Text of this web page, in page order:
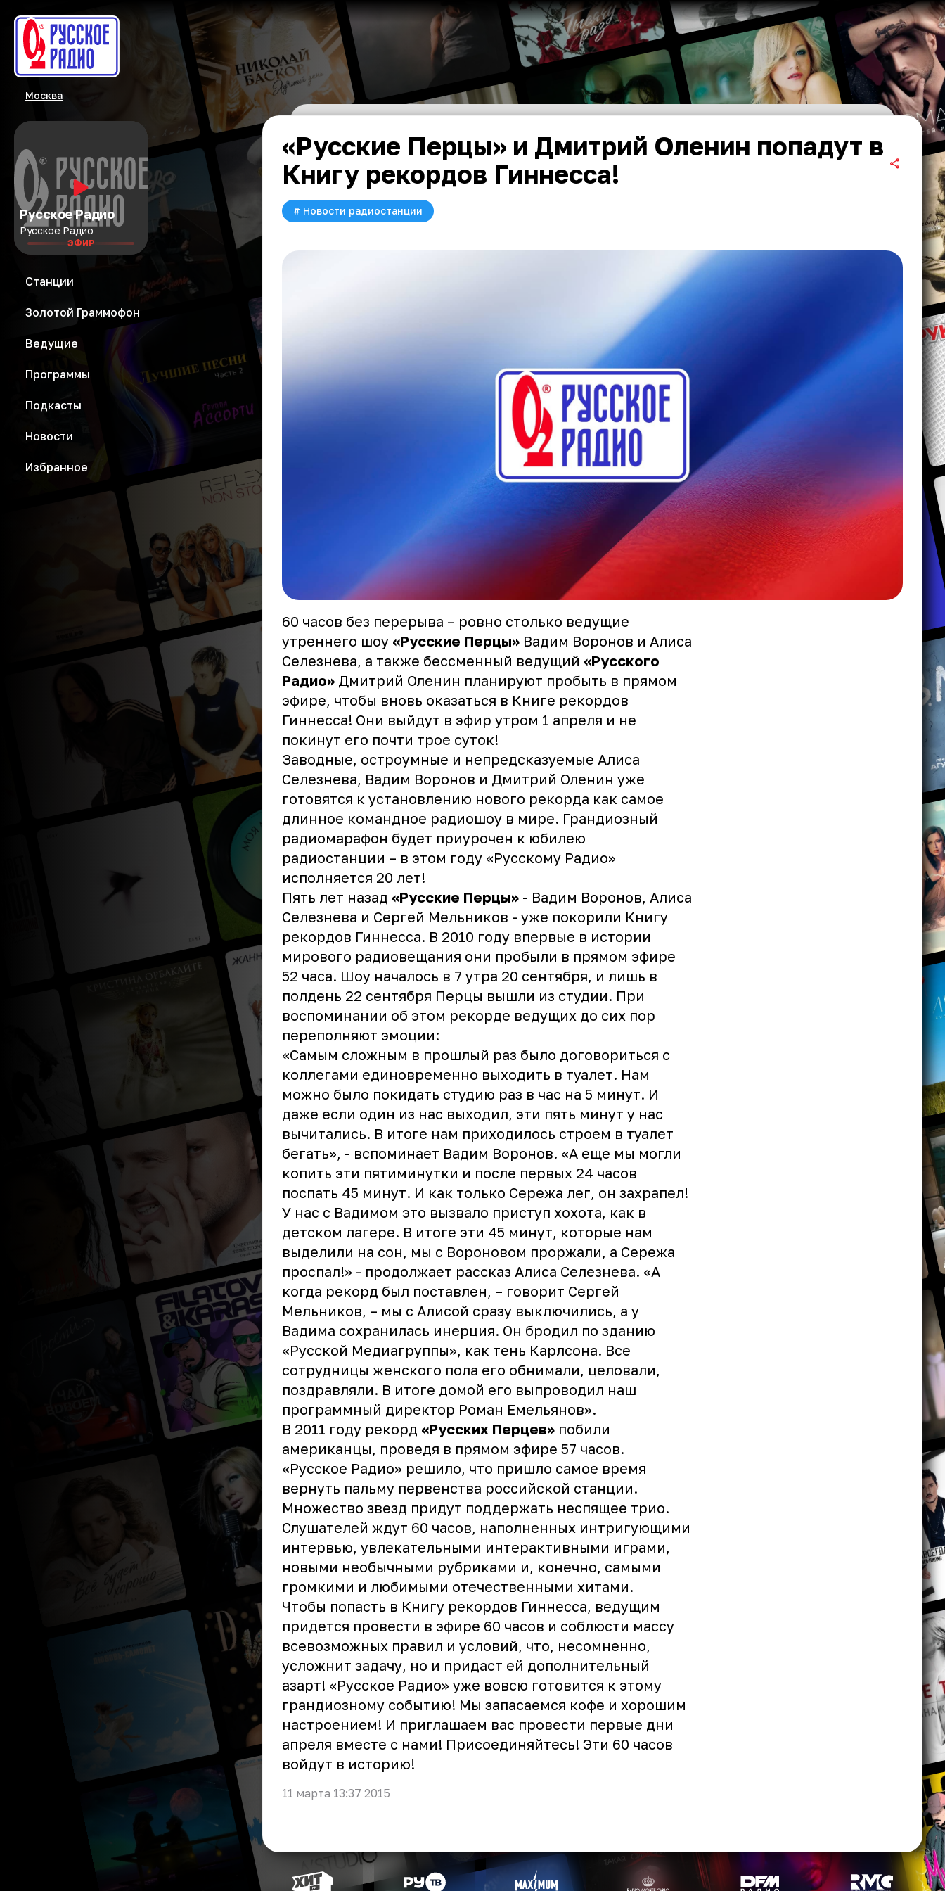
Москва
Русское Радио
Русское Радио
ЭФИР
Станции
Золотой Граммофон
Ведущие
Программы
Подкасты
Новости
Избранное
«Русские Перцы» и Дмитрий Оленин попадут в
Книгу рекордов Гиннесса!
# Новости радиостанции
60 часов без перерыва – ровно столько ведущие
утреннего шоу «Русские Перцы» Вадим Воронов и Алиса
Селезнева , а также бессменный ведущий «Русского
Радио» Дмитрий Оленин планируют пробыть в прямом
эфире, чтобы вновь оказаться в Книге рекордов
Гиннесса! Они выйдут в эфир утром 1 апреля и не
покинут его почти трое суток!
Заводные, остроумные и непредсказуемые Алиса
Селезнева, Вадим Воронов и Дмитрий Оленин уже
готовятся к установлению нового рекорда как самое
длинное командное радиошоу в мире. Грандиозный
радиомарафон будет приурочен к юбилею
радиостанции – в этом году «Русскому Радио»
исполняется 20 лет!
Пять лет назад «Русские Перцы» - Вадим Воронов, Алиса
Селезнева и Сергей Мельников - уже покорили Книгу
рекордов Гиннесса. В 2010 году впервые в истории
мирового радиовещания они пробыли в прямом эфире
52 часа. Шоу началось в 7 утра 20 сентября, и лишь в
полдень 22 сентября Перцы вышли из студии. При
воспоминании об этом рекорде ведущих до сих пор
переполняют эмоции:
«Самым сложным в прошлый раз было договориться с
коллегами единовременно выходить в туалет. Нам
можно было покидать студию раз в час на 5 минут. И
даже если один из нас выходил, эти пять минут у нас
вычитались. В итоге нам приходилось строем в туалет
бегать», - вспоминает Вадим Воронов. «А еще мы могли
копить эти пятиминутки и после первых 24 часов
поспать 45 минут. И как только Сережа лег, он захрапел!
У нас с Вадимом это вызвало приступ хохота, как в
детском лагере. В итоге эти 45 минут, которые нам
выделили на сон, мы с Вороновом проржали, а Сережа
проспал!» - продолжает рассказ Алиса Селезнева. «А
когда рекорд был поставлен, – говорит Сергей
Мельников, – мы с Алисой сразу выключились, а у
Вадима сохранилась инерция. Он бродил по зданию
«Русской Медиагруппы», как тень Карлсона. Все
сотрудницы женского пола его обнимали, целовали,
поздравляли. В итоге домой его выпроводил наш
программный директор Роман Емельянов».
В 2011 году рекорд «Русских Перцев» побили
американцы, проведя в прямом эфире 57 часов.
«Русское Радио» решило, что пришло самое время
вернуть пальму первенства российской станции.
Множество звезд придут поддержать неспящее трио.
Слушателей ждут 60 часов, наполненных интригующими
интервью, увлекательными интерактивными играми,
новыми необычными рубриками и, конечно, самыми
громкими и любимыми отечественными хитами.
Чтобы попасть в Книгу рекордов Гиннесса, ведущим
придется провести в эфире 60 часов и соблюсти массу
всевозможных правил и условий, что, несомненно,
усложнит задачу, но и придаст ей дополнительный
азарт! «Русское Радио» уже вовсю готовится к этому
грандиозному событию! Мы запасаемся кофе и хорошим
настроением! И приглашаем вас провести первые дни
апреля вместе с нами! Присоединяйтесь! Эти 60 часов
войдут в историю!
11 марта 13:37 2015